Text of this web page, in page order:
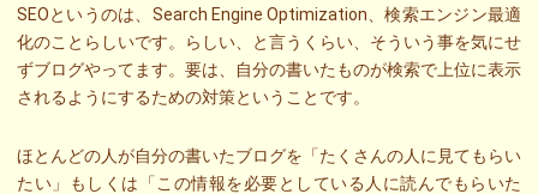
SEOというのは、Search Engine Optimization、検索エンジン最適
化のことらしいです。らしい、と言うくらい、そういう事を気にせ
ずブログやってます。要は、自分の書いたものが検索で上位に表示
されるようにするための対策ということです。
ほとんどの人が自分の書いたブログを「たくさんの人に見てもらい
たい」もしくは「この情報を必要としている人に読んでもらいた